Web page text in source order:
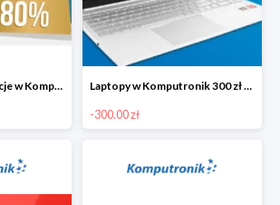
Urodzinowe promocje w Komputronik do -80% Laptopy w Komputronik 300 zł taniej
-300.00 zł